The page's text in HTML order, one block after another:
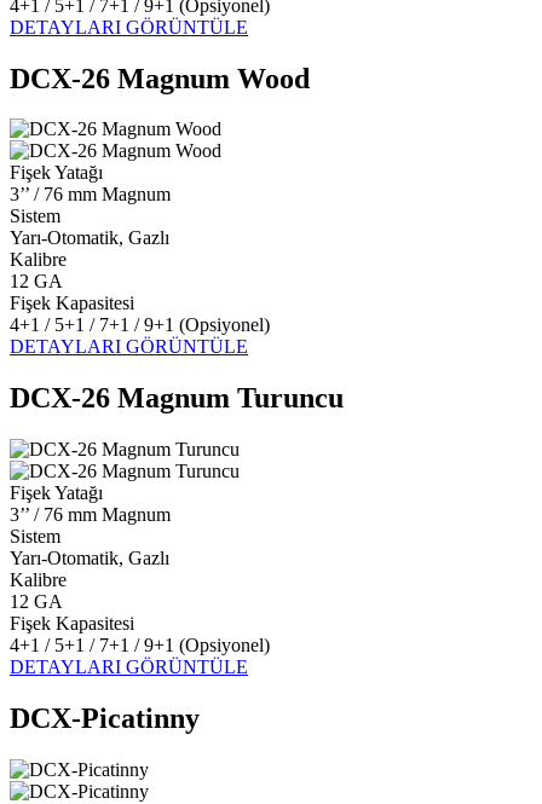
4+1 / 5+1 / 7+1 / 9+1 (Opsiyonel)
DETAYLARI GÖRÜNTÜLE
DCX-26 Magnum Wood
Fişek Yatağı
3’’ / 76 mm Magnum
Sistem
Yarı-Otomatik, Gazlı
Kalibre
12 GA
Fişek Kapasitesi
4+1 / 5+1 / 7+1 / 9+1 (Opsiyonel)
DETAYLARI GÖRÜNTÜLE
DCX-26 Magnum Turuncu
Fişek Yatağı
3’’ / 76 mm Magnum
Sistem
Yarı-Otomatik, Gazlı
Kalibre
12 GA
Fişek Kapasitesi
4+1 / 5+1 / 7+1 / 9+1 (Opsiyonel)
DETAYLARI GÖRÜNTÜLE
DCX-Picatinny